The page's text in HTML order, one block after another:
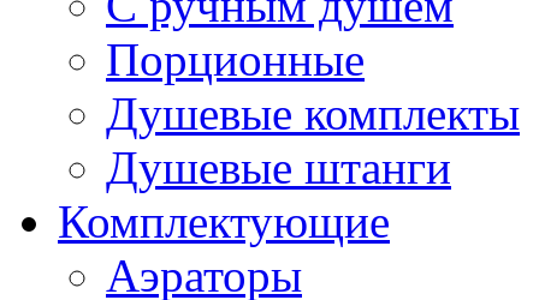
Порционные
Душевые комплекты
Душевые штанги
Комплектующие
Аэраторы